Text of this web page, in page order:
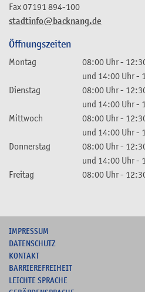
stadtinfo@backnang.de
Fax07191 894-100
Öffnungszeiten
Montag 08:00 Uhr-
und 14:00 Uhr-
Dienstag
08:00 Uhr-
und 14:00 Uhr-
Mittwoch
08:00 Uhr-
und 14:00 Uhr-
Donnerstag
08:00 Uhr-
und 14:00 Uhr-
Freitag
08:00 Uhr-
IMPRESSUM
DATENSCHUTZ
KONTAKT
BARRIEREFREIHEIT
L EICHTE SPRACHE